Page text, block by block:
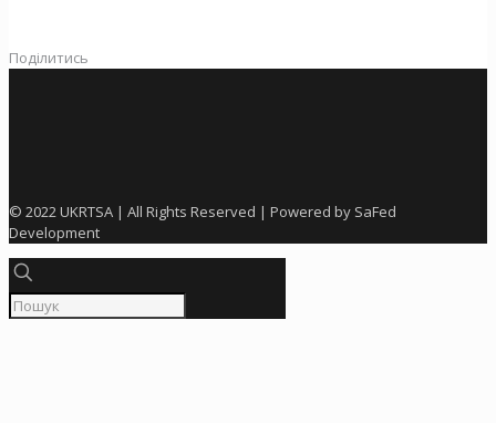
Поділитись
© 2022 UKRTSA | All Rights Reserved | Powered by SaFed
Development